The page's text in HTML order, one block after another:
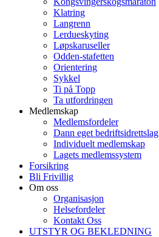
Klatring
Langrenn
Lerdueskyting
Løpskaruseller
Odden-stafetten
Orientering
Sykkel
Ti på Topp
Ta utfordringen
Medlemskap
Medlemsfordeler
Dann eget bedriftsidrettslag
Individuelt medlemskap
Lagets medlemssystem
Forsikring
Bli Frivillig
Om oss
Organisasjon
Helsefordeler
Kontakt Oss
UTSTYR OG BEKLEDNING